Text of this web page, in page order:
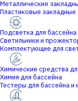
Металлические
Пластиковые закладные
Подсветка для бассейна
Светильники и
Комплектующие для
Химические средства
Химия для бассейна
Тестеры для бассейна